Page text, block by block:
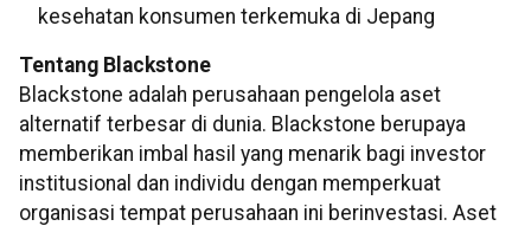
kesehatan konsumen terkemuka di Jepang
Tentang Blackstone
Blackstone adalah perusahaan pengelola aset
alternatif terbesar di dunia. Blackstone berupaya
memberikan imbal hasil yang menarik bagi investor
institusional dan individu dengan memperkuat
organisasi tempat perusahaan ini berinvestasi. Aset